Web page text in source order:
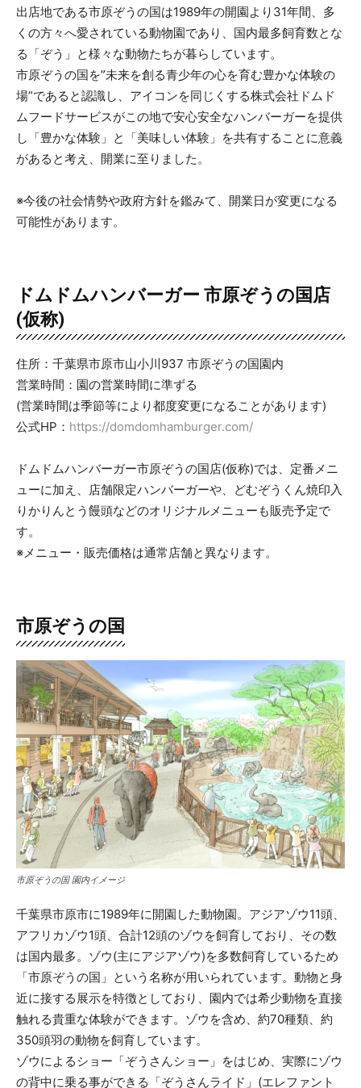
出店地である市原ぞうの国は1989年の開園より31年間、多
くの方々へ愛されている動物園であり、国内最多飼育数とな
る「ぞう」と様々な動物たちが暮らしています。
市原ぞうの国を”未来を創る青少年の心を育む豊かな体験の
場”であると認識し、アイコンを同じくする株式会社ドムド
ムフードサービスがこの地で安心安全なハンバーガーを提供
し「豊かな体験」と「美味しい体験」を共有することに意義
があると考え、開業に至りました。
※今後の社会情勢や政府⽅針を鑑みて、開業日が変更になる
可能性があります。
ドムドムハンバーガー 市原ぞうの国店
(仮称)
住所：千葉県市原市山小川937 市原ぞうの国園内
営業時間：園の営業時間に準ずる
(営業時間は季節等により都度変更になることがあります)
公式HP： https://domdomhamburger.com/
ドムドムハンバーガー市原ぞうの国店(仮称)では、定番メニ
ューに加え、店舗限定ハンバーガーや、どむぞうくん焼印入
りかりんとう饅頭などのオリジナルメニューも販売予定で
す。
※メニュー・販売価格は通常店舗と異なります。
市原ぞうの国
市原ぞうの国 園内イメージ
千葉県市原市に1989年に開園した動物園。アジアゾウ11頭、
アフリカゾウ1頭、合計12頭のゾウを飼育しており、その数
は国内最多。ゾウ(主にアジアゾウ)を多数飼育しているため
「市原ぞうの国」という名称が用いられています。動物と身
近に接する展示を特徴としており、園内では希少動物を直接
触れる貴重な体験ができます。ゾウを含め、約70種類、約
350頭羽の動物を飼育しています。
ゾウによるショー「ぞうさんショー」をはじめ、実際にゾウ
の背中に乗る事ができる「ぞうさんライド」(エレファント